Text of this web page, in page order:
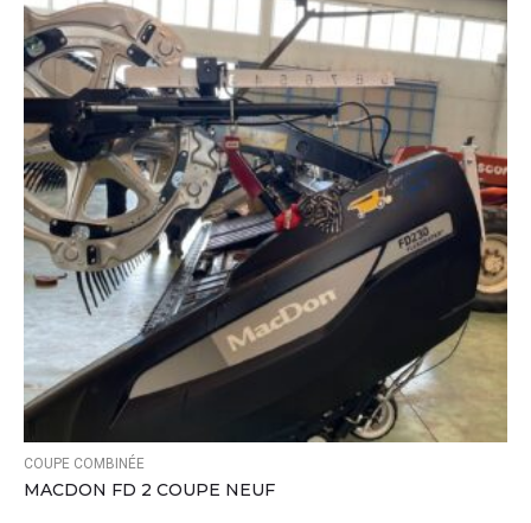
COUPE COMBINÉE
MACDON FD 2 COUPE NEUF